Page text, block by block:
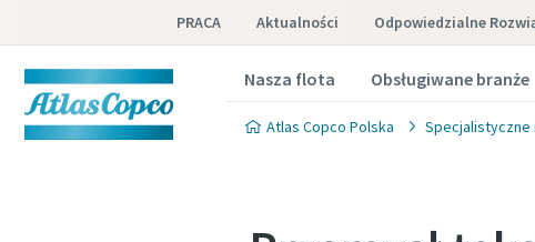
PRACA Aktualności Odpowiedzialne
Nasza flota Obsługiwane branże
Atlas Copco Polska Specjalistyczne